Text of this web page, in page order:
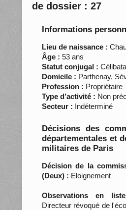
de dossier : 27
Informations
Lieu de naissance :
Âge : 53 ans
Statut conjugal :
Domicile : Parthenay,
Profession : Propriétaire
Type d’activité : Non
Secteur : Indéterminé
Décisions des
départementales et
militaires de Paris
Décision de la
(Deux) : Eloignement
Observations en
Directeur révoqué de